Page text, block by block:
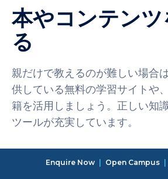
本やコンテン
る
親だけで教えるのが難しい場合
供している無料の学習サイトや
籍を活用しましょう。正しい知
ツールが充実しています。
おすすめのWebサイト
Enquire Now | Open Campus |